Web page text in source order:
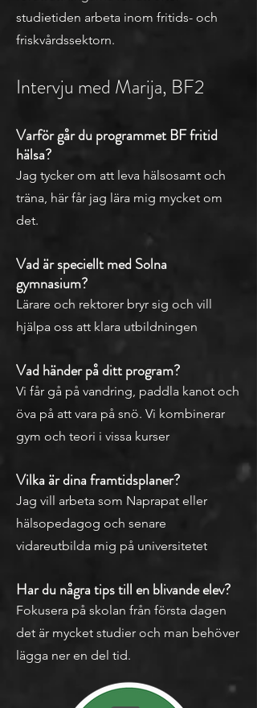
studietiden arbeta inom fritids- och
friskvårdssektorn.
Intervju med Marija, BF2
Varför går duprogrammet BF fritid
hälsa?
Jag tycker om att leva hälsosamt och
träna, här får jag lära mig mycket om
det.
Vad är speciellt med Solna
gymnasium?
Lärare och rektorer bryr sig och vill
hjälpa oss att klara utbildningen
Vad händer på ditt program?
Vi får gå på vandring, paddla kanot och
öva på att vara på snö. Vi kombinerar
gym och teori i vissa kurser
Vilka är dina framtidsplaner?
Jag vill arbeta som Naprapat eller
hälsopedagog och senare
vidareutbilda mig på universitetet
Har du några tips till en blivande elev?
Fokusera på skolan från första dagen
det är mycket studier och man behöver
lägga ner en del tid.